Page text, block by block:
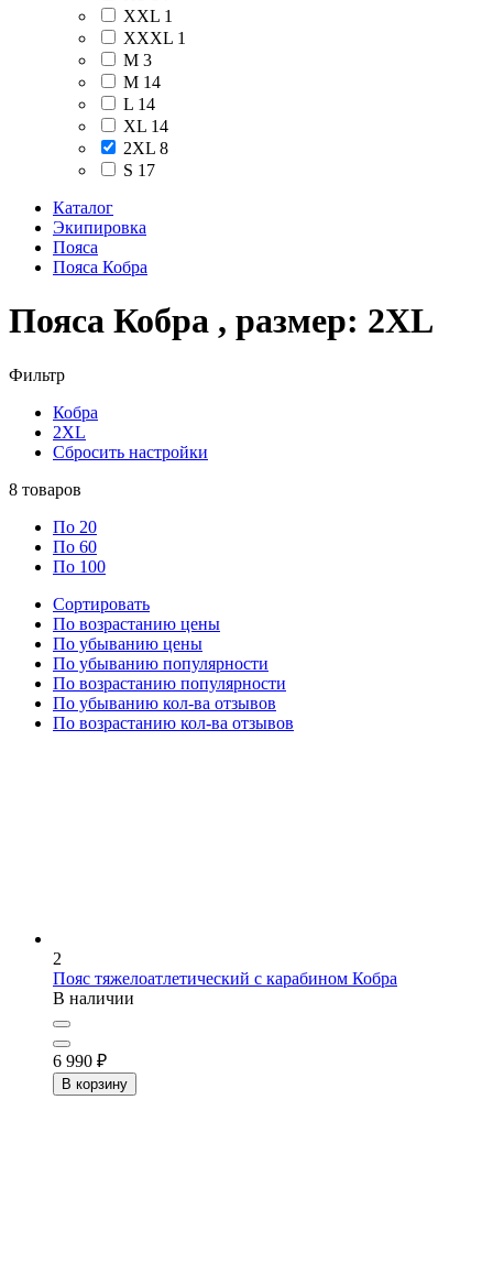
XXL 1
XXXL 1
М 3
M 14
L 14
XL 14
2XL 8
S 17
Каталог
Экипировка
Пояса
Пояса Кобра
Пояса Кобра , размер: 2XL
Фильтр
Кобра
2XL
Сбросить настройки
8 товаров
По 20
По 60
По 100
Сортировать
По возрастанию цены
По убыванию цены
По убыванию популярности
По возрастанию популярности
По убыванию кол-ва отзывов
По возрастанию кол-ва отзывов
2
Пояс тяжелоатлетический с карабином Кобра
В наличии
6 990 ₽
В корзину